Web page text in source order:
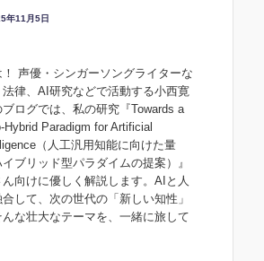
年11月5日
声優・シンガーソングライターな
法律、AI研究などで活動する小西寛
ログでは、私の研究『Towards a
Hybrid Paradigm for Artificial
（人工汎用知能に向けた量
ブリッド型パラダイムの提案）』
向けに優しく解説します。AIと人
して、次の世代の「新しい知性」
な壮大なテーマを、一緒に旅して